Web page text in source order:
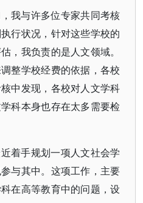
我与许多位专家共同考核
行状况，针对这些学校的
，我负责的是人文领域。
整学校经费的依据，各校
中发现，各校对人文学科
科本身也存在太多需要检
着手规划一项人文社会学
与其中。这项工作，主要
在高等教育中的问题，设